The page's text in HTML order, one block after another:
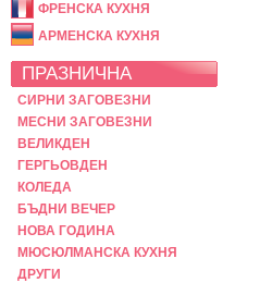
ФРЕНСКА КУХНЯ
АРМЕНСКА КУХНЯ
ПРАЗНИЧНА
СИРНИ ЗАГОВЕЗНИ
МЕСНИ ЗАГОВЕЗНИ
ВЕЛИКДЕН
ГЕРГЬОВДЕН
КОЛЕДА
БЪДНИ ВЕЧЕР
НОВА ГОДИНА
МЮСЮЛМАНСКА КУХНЯ
ДРУГИ